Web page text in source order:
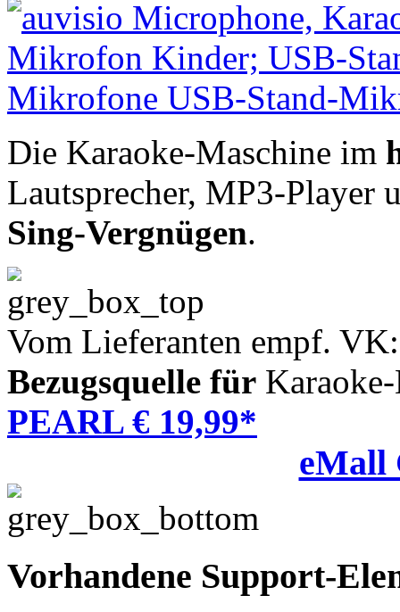
Die Karaoke-Maschine im
Lautsprecher, MP3-Player
Sing-Vergnügen.
Vom Lieferanten empf.
Bezugsquelle für
PEARL € 19,99*
eMall
Vorhandene Support-